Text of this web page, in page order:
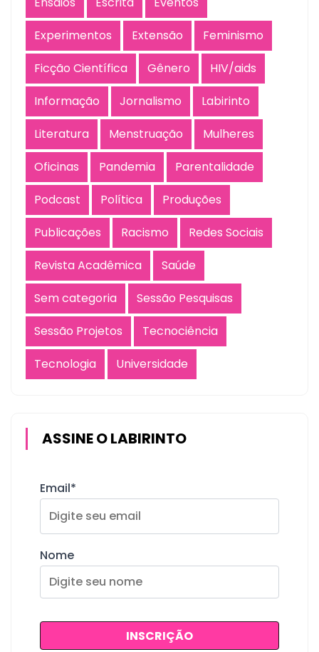
Experimentos
Extensão
Feminismo
Ficção Científica
Gênero
HIV/aids
Informação
Jornalismo
Labirinto
Literatura
Menstruação
Mulheres
Oficinas
Pandemia
Parentalidade
Podcast
Política
Produções
Publicações
Racismo
Redes Sociais
Revista Acadêmica
Saúde
Sem categoria
Sessão Pesquisas
Sessão Projetos
Tecnociência
Tecnologia
Universidade
ASSINE O LABIRINTO
Email*
Nome